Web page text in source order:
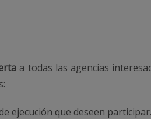
a todas las agencias
ejecución que deseen participar.